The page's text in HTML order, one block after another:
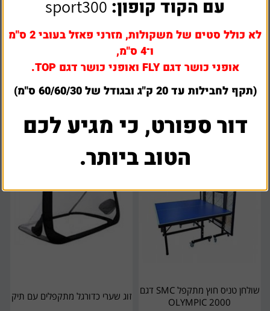
1,650
₪
שולחן טניס פנים מתקפל דגם
1,140
₪
שולחן טניס חוץ מתקפל SMC דגם
OLYMPIC 2000
זוג שערי כדורגל מתקפלים עם תיק
עם הקוד קופון: sport300
לא כולל סטים של משקולות, מזרני פאזל בעובי 2 ס"מ
ו־4 ס"מ,
אופני כושר דגם FLY ואופני כושר דגם TOP.
(תקף לחבילות עד 20 ק"ג ובגודל של 60/60/30 ס"מ)
דור ספורט, כי מגיע לכם
הטוב ביותר.